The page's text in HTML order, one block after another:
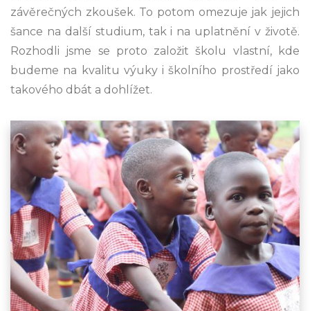
závěrečných zkoušek. To potom omezuje jak jejich
šance na další studium, tak i na uplatnění v životě.
Rozhodli jsme se proto založit školu vlastní, kde
budeme na kvalitu výuky i školního prostředí jako
takového dbát a dohlížet.